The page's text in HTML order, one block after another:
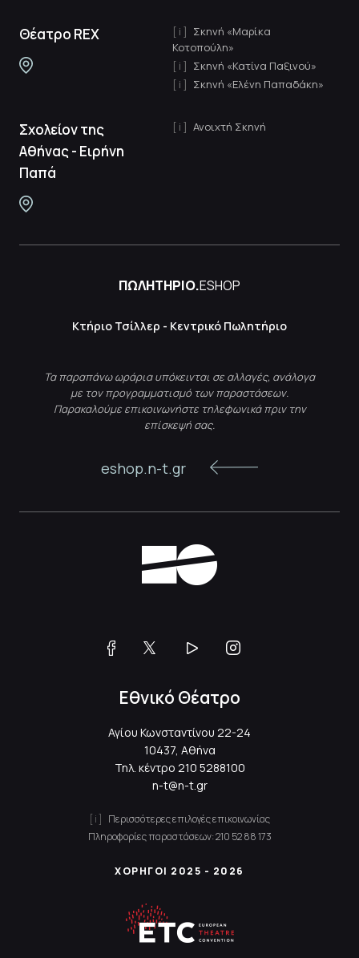
Θέατρο REX
Σκηνή «Μαρίκα
Κοτοπούλη»
Σκηνή «Κατίνα Παξινού»
Σκηνή «Ελένη Παπαδάκη»
Σχολείον της
Αθήνας - Ειρήνη
Παπά
Ανοιχτή Σκηνή
ΠΩΛΗΤΗΡΙΟ.ESHOP
Κτήριο Τσίλλερ - Κεντρικό Πωλητήριο
Τα παραπάνω ωράρια υπόκεινται σε αλλαγές, ανάλογα
με τον προγραμματισμό των παραστάσεων.
Παρακαλούμε επικοινωνήστε τηλεφωνικά πριν την
επίσκεψή σας.
eshop.n-t.gr
Εθνικό Θέατρο
Αγίου Κωνσταντίνου 22-24
10437, Αθήνα
Τηλ. κέντρο 210 5288100
n-t@n-t.gr
Περισσότερες επιλογές επικοινωνίας
Πληροφορίες παραστάσεων:210 52 88 173
ΧΟΡΗΓΟΙ 2025 - 2026